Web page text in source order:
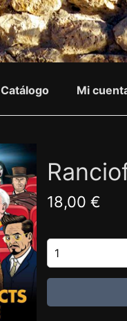
Catálogo Mi
18,00 €